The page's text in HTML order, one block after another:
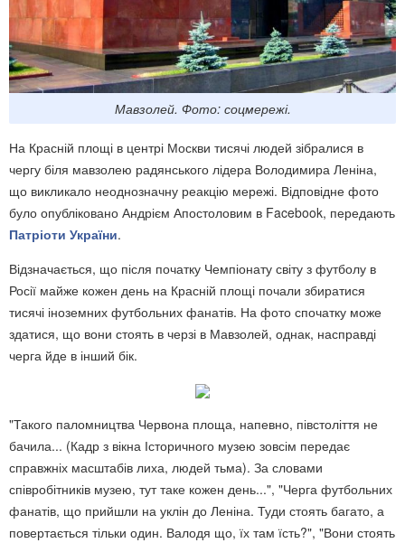
Мавзолей. Фото: соцмережі.
На Красній площі в центрі Москви тисячі людей зібралися в
чергу біля мавзолею радянського лідера Володимира Леніна,
що викликало неоднозначну реакцію мережі. Відповідне фото
було опубліковано Андрієм Апостоловим в Facebook, передають
Патріоти України.
Відзначається, що після початку Чемпіонату світу з футболу в
Росії майже кожен день на Красній площі почали збиратися
тисячі іноземних футбольних фанатів. На фото спочатку може
здатися, що вони стоять в черзі в Мавзолей, однак, насправді
черга йде в інший бік.
"Такого паломництва Червона площа, напевно, півстоліття не
бачила... (Кадр з вікна Історичного музею зовсім передає
справжніх масштабів лиха, людей тьма). За словами
співробітників музею, тут таке кожен день...", "Черга футбольних
фанатів, що прийшли на уклін до Леніна. Туди стоять багато, а
повертається тільки один. Валодя що, їх там їсть?", "Вони стоять